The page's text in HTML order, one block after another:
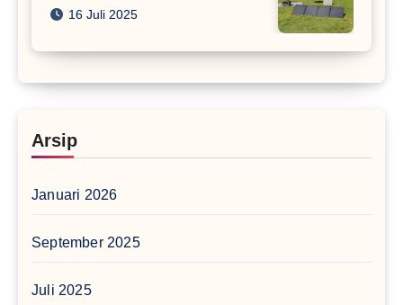
16 Juli 2025
Arsip
Januari 2026
September 2025
Juli 2025